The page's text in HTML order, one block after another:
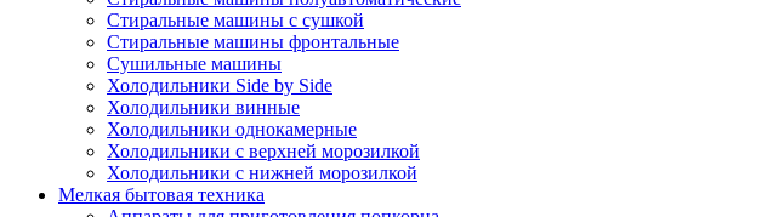
Стиральные машины с сушкой
Стиральные машины фронтальные
Сушильные машины
Холодильники Side by Side
Холодильники винные
Холодильники однокамерные
Холодильники с верхней морозилкой
Холодильники с нижней морозилкой
Мелкая бытовая техника